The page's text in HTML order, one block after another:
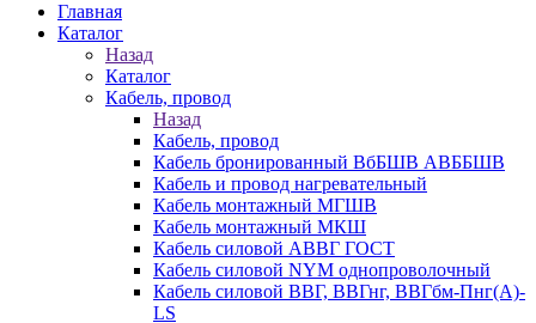
Главная
Каталог
Назад
Каталог
Кабель, провод
Назад
Кабель, провод
Кабель бронированный ВбБШВ АВББШВ
Кабель и провод нагревательный
Кабель монтажный МГШВ
Кабель монтажный МКШ
Кабель силовой АВВГ ГОСТ
Кабель силовой NYM однопроволочный
Кабель силовой ВВГ, ВВГнг, ВВГбм-Пнг(А)-
LS